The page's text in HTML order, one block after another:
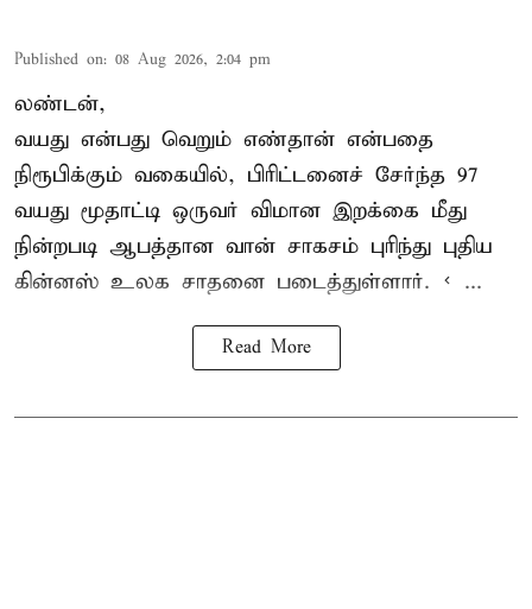
Published on: 08 Aug 2026, 2:04 pm
லண்டன்,
வயது என்பது வெறும் எண்தான் என்பதை
நிரூபிக்கும் வகையில், பிரிட்டனைச் சேர்ந்த 97
வயது மூதாட்டி ஒருவர் விமான இறக்கை மீது
நின்றபடி ஆபத்தான வான் சாகசம் புரிந்து புதிய
கின்னஸ் உலக சாதனை படைத்துள்ளார். < ...
Read More